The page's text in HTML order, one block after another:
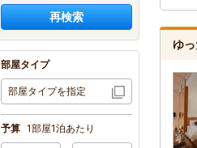
再検索
部屋タイプ
部屋タイプを指定
予算 1部屋1泊あたり
ゆ